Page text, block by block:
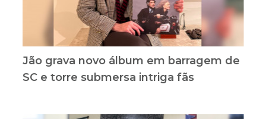
Jão grava novo álbum em barragem de
SC e torre submersa intriga fãs